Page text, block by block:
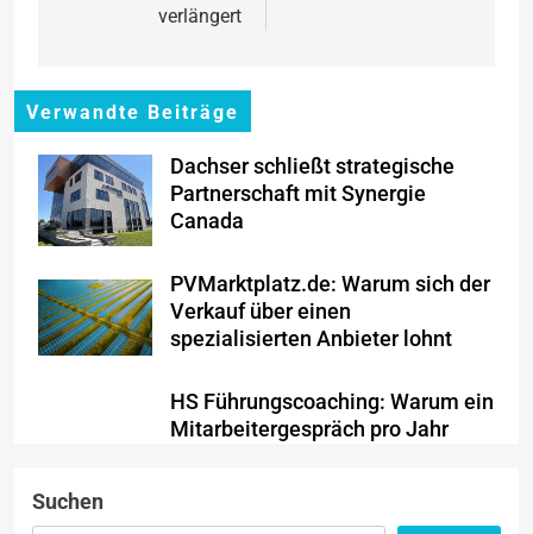
verlängert
Verwandte Beiträge
Dachser schließt strategische
Partnerschaft mit Synergie
Canada
PVMarktplatz.de: Warum sich der
Verkauf über einen
spezialisierten Anbieter lohnt
HS Führungscoaching: Warum ein
Mitarbeitergespräch pro Jahr
Suchen